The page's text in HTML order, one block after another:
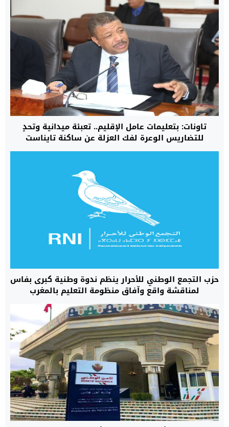
تاونات: بتعليمات عامل الإقليم.. تعبئة ميدانية وتحدٍ
للتضاريس الوعرة لفك العزلة عن ساكنة تايناست
والكدية
حزب التجمع الوطني للأحرار ينظم ندوة وطنية كبرى بفاس
لمناقشة واقع وآفاق منظومة التعليم بالمغرب